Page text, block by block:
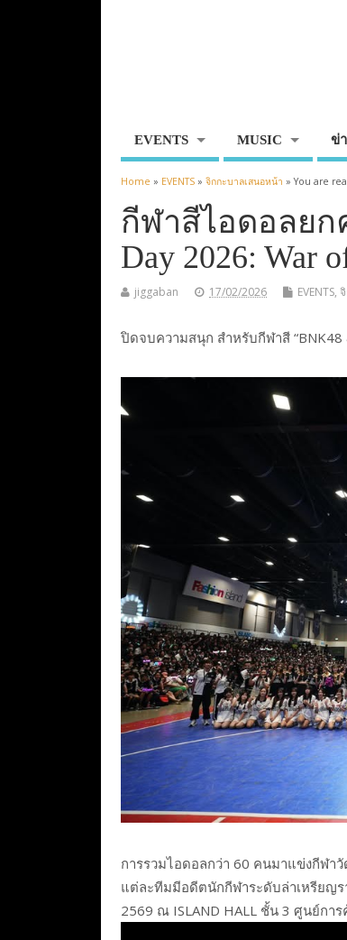
EVENTS MUSIC ข่
Home » EVENTS »จิกกะบาลเสนอหน้า » You are
กีฬาสีไอดอลยก
Day 2026: War
jiggaban 17/02/2026 EVENTS,
ปิดจบความสนุก สำหรับกีฬาสี “BNK48
การรวมไอดอลกว่า 60 คนมาแข่งกีฬา
แต่ละทีมมีอดีตนักกีฬาระดับล่าเหรียญ
2569 ณ ISLAND HALL ชั้น 3 ศูนย์ก